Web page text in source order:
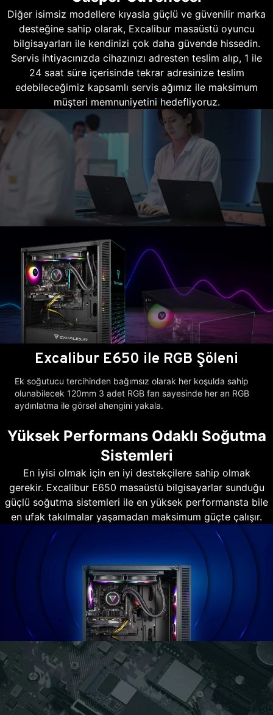
Diğer isimsiz modellere kıyasla güçlü ve güvenilir marka
desteğine sahip olarak, Excalibur masaüstü oyuncu
bilgisayarları ile kendinizi çok daha güvende hissedin.
Servis ihtiyacınızda cihazınızı adresten teslim alıp, 1 ile
24 saat süre içerisinde tekrar adresinize teslim
edebileceğimiz kapsamlı servis ağımız ile maksimum
müşteri memnuniyetini hedefliyoruz.
Excalibur E650 ile RGB Şöleni
Ek soğutucu tercihinden bağımsız olarak her koşulda sahip
olunabilecek 120mm 3 adet RGB fan sayesinde her an RGB
aydınlatma ile görsel ahengini yakala.
Yüksek Performans Odaklı Soğutma
Sistemleri
En iyisi olmak için en iyi destekçilere sahip olmak
gerekir. Excalibur E650 masaüstü bilgisayarlar sunduğu
güçlü soğutma sistemleri ile en yüksek performansta bile
en ufak takılmalar yaşamadan maksimum güçte çalışır.